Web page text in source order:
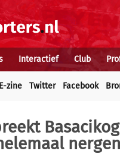
Interactief Club
E-zine Twitter Facebook